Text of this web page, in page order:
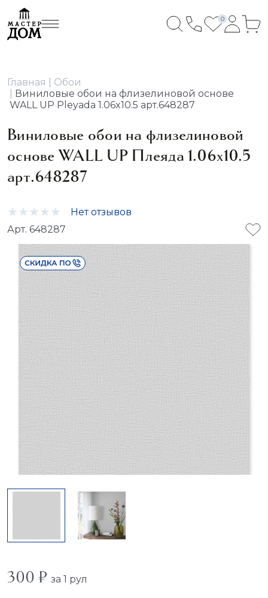
0
Главная
Обои
Виниловые обои на флизелиновой основе
WALL UP Pleyada 1.06x10.5 арт.648287
Виниловые обои на флизелиновой
основе WALL UP Плеяда 1.06x10.5
арт.648287
Нет отзывов
Арт. 648287
300 ₽ за 1 рул